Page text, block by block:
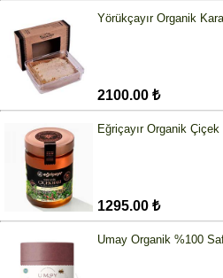
Yörükçayır Organik
2100.00 ₺
Eğriçayır Organik Çiçek
1295.00 ₺
Umay Organik %100